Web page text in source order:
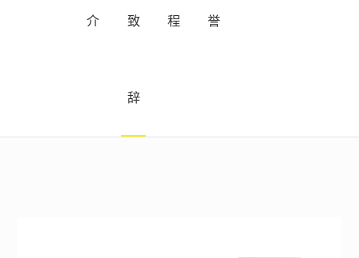
介 致
辞
程 誉